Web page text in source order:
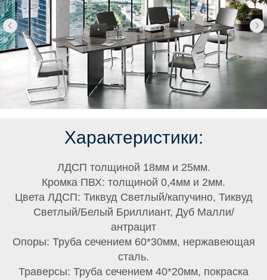
Характеристики:
ЛДСП толщиной 18мм и 25мм.
Кромка ПВХ: толщиной 0,4мм и 2мм.
Цвета ЛДСП: Тиквуд Светлый/капучино, Тиквуд
Светлый/Белый Бриллиант, Дуб Малли/
антрацит
Опоры: Труба сечением 60*30мм, нержавеющая
сталь.
Траверсы: Труба сечением 40*20мм, покраска